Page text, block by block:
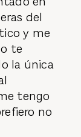
del
y me
te
la única
tengo
no